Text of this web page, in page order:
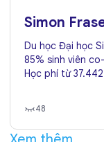
Simon
Du học Đại học
85% sinh viên
Học phí từ
48